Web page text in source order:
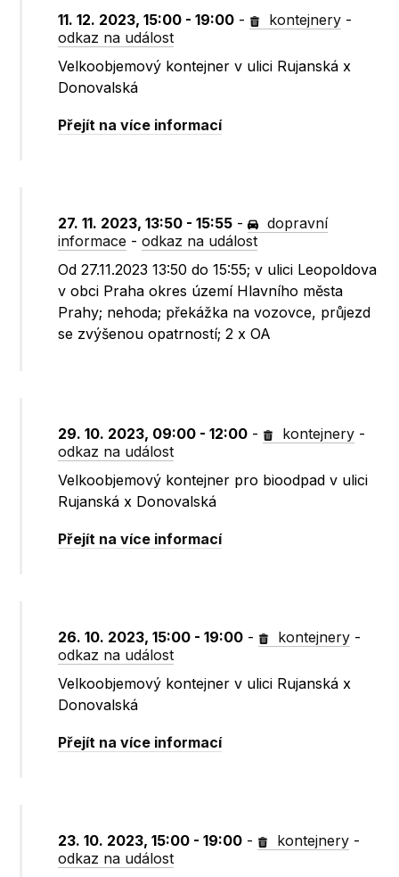
11. 12. 2023, 15:00 - 19:00 - kontejnery -
odkaz na událost
Velkoobjemový kontejner v ulici Rujanská x
Donovalská
Přejít na více informací
27. 11. 2023, 13:50 - 15:55 -
dopravní
informace -odkaz na událost
Od 27.11.2023 13:50 do 15:55; v ulici Leopoldova
v obci Praha okres území Hlavního města
Prahy; nehoda; překážka na vozovce, průjezd
se zvýšenou opatrností; 2 x OA
29. 10. 2023, 09:00 - 12:00 - kontejnery -
odkaz na událost
Velkoobjemový kontejner pro bioodpad v ulici
Rujanská x Donovalská
Přejít na více informací
26. 10. 2023, 15:00 - 19:00 - kontejnery -
odkaz na událost
Velkoobjemový kontejner v ulici Rujanská x
Donovalská
Přejít na více informací
23. 10. 2023, 15:00 - 19:00 - kontejnery -
odkaz na událost